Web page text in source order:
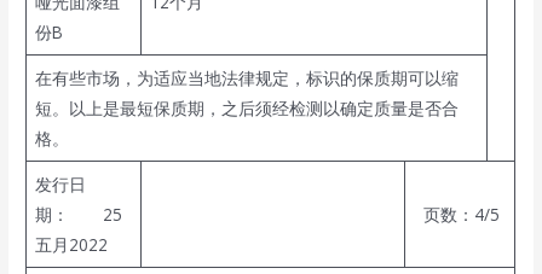
份B
在有些市场，为适应当地法律规定，标识的保质期可以缩
短。以上是最短保质期，之后须经检测以确定质量是否合
格。
发行日
期： 25
五月2022
页数：4/5